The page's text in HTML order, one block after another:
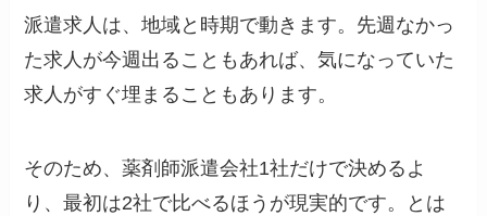
派遣求人は、地域と時期で動きます。先週なかっ
た求人が今週出ることもあれば、気になっていた
求人がすぐ埋まることもあります。
そのため、薬剤師派遣会社1社だけで決めるよ
り、最初は2社で比べるほうが現実的です。とは